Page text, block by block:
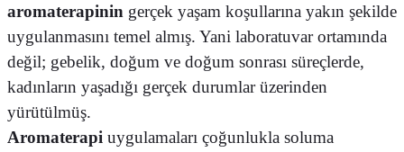
aromaterapinin gerçek yaşam koşullarına yakın şekilde
uygulanmasını temel almış. Yani laboratuvar ortamında
değil; gebelik, doğum ve doğum sonrası süreçlerde,
kadınların yaşadığı gerçek durumlar üzerinden
yürütülmüş.
Aromaterapi uygulamaları çoğunlukla soluma